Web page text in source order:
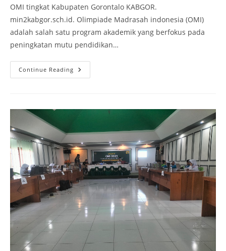
OMI tingkat Kabupaten Gorontalo KABGOR.
min2kabgor.sch.id. Olimpiade Madrasah indonesia (OMI)
adalah salah satu program akademik yang berfokus pada
peningkatan mutu pendidikan…
Continue Reading MIN
2
Didik
OMI
Tingkat
Kabupaten
Gorontalo